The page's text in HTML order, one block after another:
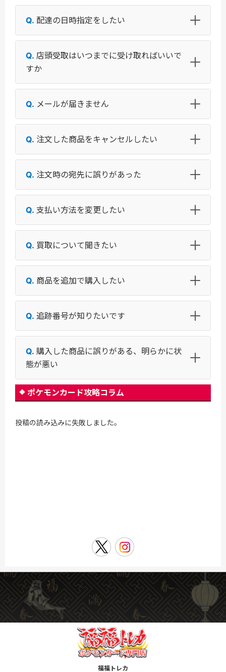
配達の日時指定をしたい
店頭受取はいつまでに受け取ればいいで
すか
メールが届きません
注文した商品をキャンセルしたい
注文時の宛先に誤りがあった
支払い方法を変更したい
買取について聞きたい
商品を追加で購入したい
追跡番号が知りたいです
購入した商品に誤りがある、明らかに状
態が悪い
ポケモンカード攻略コラム
投稿の読み込みに失敗しました。
福福トレカ